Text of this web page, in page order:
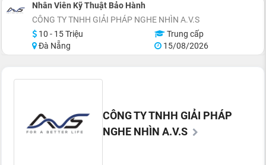
Nhân Viên Kỹ Thuật Bảo Hành
CÔNG TY TNHH GIẢI PHÁP NGHE NHÌN A.V.S
10 - 15 Triệu
Trung cấp
Đà Nẵng
15/08/2026
CÔNG TY TNHH GIẢI PHÁP
NGHE NHÌN A.V.S